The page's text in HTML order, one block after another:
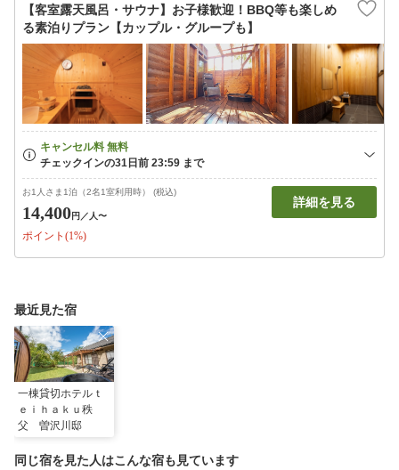
【客室露天風呂・サウナ】お子様歓迎！BBQ等も楽しめ
る素泊りプラン【カップル・グループも】
お1人さま1泊（2名1室利用時） (税込)
14,400円 ／人〜
ポイント(1%)
詳細を見る
最近見た宿
一棟貸切ホテルｔ
ｅｉｈａｋｕ秩
父 曽沢川邸
同じ宿を見た人はこんな宿も見ています